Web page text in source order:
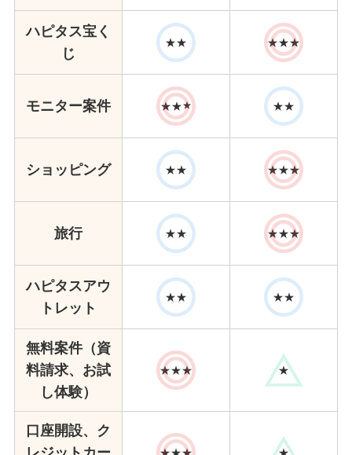
ハピタス宝く
じ
★★ ★★★
モニター案件 ★★★ ★★
ショッピング ★★ ★★★
旅行 ★★ ★★★
ハピタスアウ
トレット
★★ ★★
無料案件（資
料請求、お試
し体験）
★★★ ★
口座開設、ク
★★★ ★